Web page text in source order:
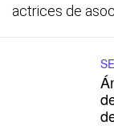
actrices de